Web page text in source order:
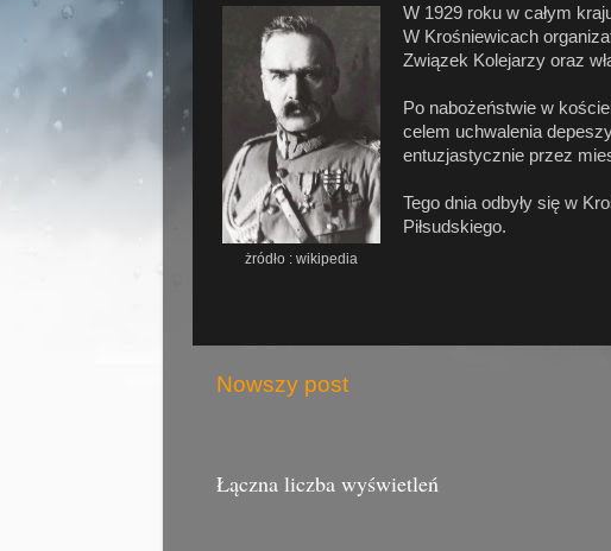
żródło : wikipedia
W 1929 roku w całym
W Krośniewicach
Związek Kolejarzy oraz
Po nabożeństwie w
celem uchwalenia
entuzjastycznie przez
Tego dnia odbyły się w
Piłsudskiego.
Nowszy post
Łączna liczba wyświetleń